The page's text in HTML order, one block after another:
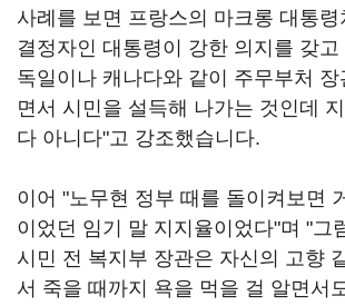
사례를 보면 프랑스의 마크롱 대통
결정자인 대통령이 강한 의지를 갖
독일이나 캐나다와 같이 주무부처
면서 시민을 설득해 나가는 것인데
다 아니다"고 강조했습니다.
이어 "노무현 정부 때를 돌이켜보면
이었던 임기 말 지지율이었다"며 "그
시민 전 복지부 장관은 자신의 고향
서 죽을 때까지 욕을 먹을 걸 알면서